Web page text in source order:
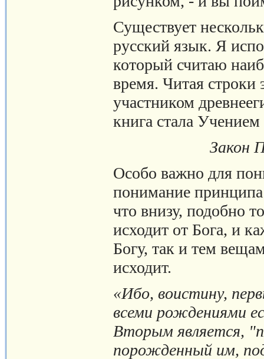
Существует
русский язык. Я
который считаю
время. Читая строки
участником
книга стала
Закон
Особо важно для
понимание
что внизу, подобно
исходит от Бога, и
Богу, так и тем
исходит.
«Ибо, воистину,
всеми рождениями
Вторым является,
порожденный им,